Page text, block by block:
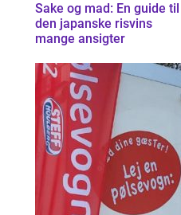
Sake og mad: En guide til
den japanske risvins
mange ansigter